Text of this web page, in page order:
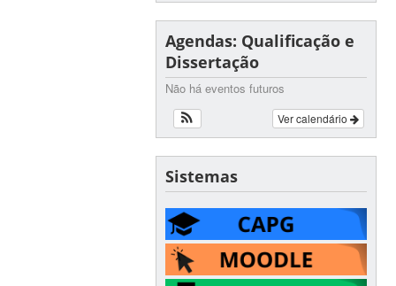
Agendas: Qualificação e
Dissertação
Não há eventos futuros
Ver calendário
Sistemas